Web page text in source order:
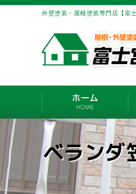
外壁塗装・屋根塗装専門店【富
ベランダ